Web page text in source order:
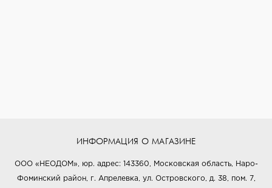
ИНФОРМАЦИЯ О МАГАЗИНЕ
ООО «НЕОДОМ», юр. адрес: 143360, Московская область, Наро-
Фоминский район, г. Апрелевка, ул. Островского, д. 38, пом. 7,